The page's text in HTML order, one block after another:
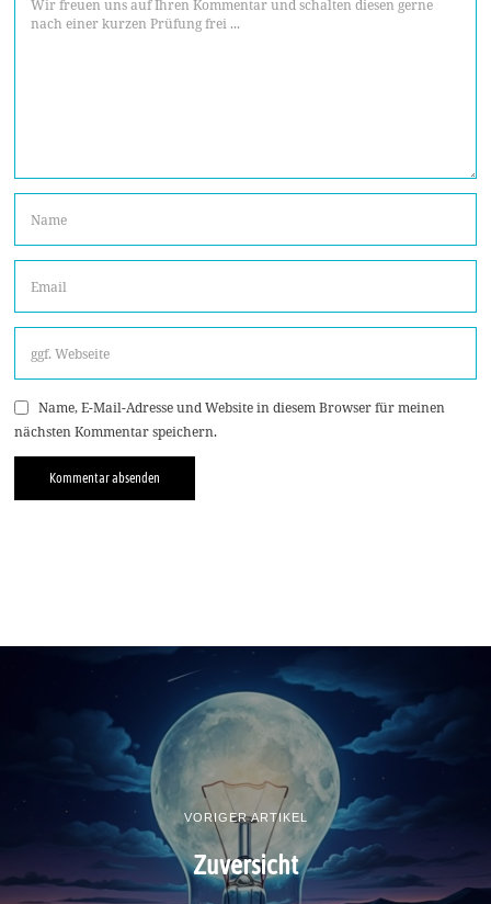
Name, E-Mail-Adresse und Website in diesem Browser für meinen
nächsten Kommentar speichern.
VORIGER ARTIKEL
Zuversicht